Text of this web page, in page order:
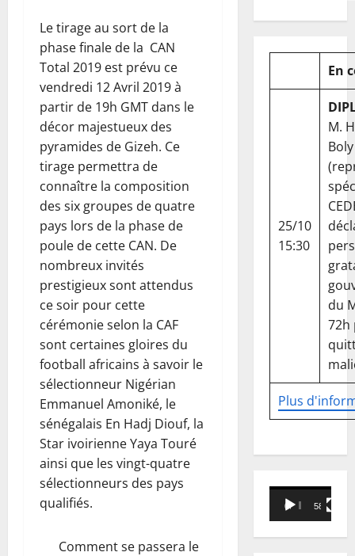
Le tirage au sort de la
phase finale de la CAN
Total 2019 est prévu ce
vendredi 12 Avril 2019 à
partir de 19h GMT dans le
décor majestueux des
pyramides de Gizeh. Ce
tirage permettra de
connaître la composition
des six groupes de quatre
pays lors de la phase de
poule de cette CAN. De
nombreux invités
prestigieux sont attendus
ce soir pour cette
cérémonie selon la CAF
sont certaines gloires du
football africains à savoir le
sélectionneur Nigérian
Emmanuel Amoniké, le
sénégalais En Hadj Diouf, la
Star ivoirienne Yaya Touré
ainsi que les vingt-quatre
sélectionneurs des pays
qualifiés.
Comment se passera le
En
Plus
25/10
15:30
M.
Boly
du
72h
Lecteur
vidéo
00:00 58:18